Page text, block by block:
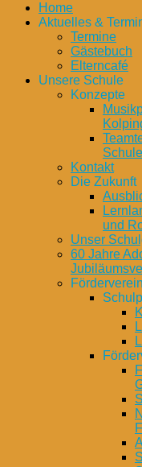
Home
Aktuelles &
Termine
Gästebuch
Elterncafé
Unsere Schule
Konzepte
Schule
Kontakt
Die Zukunft
und
Unser
60 Jahre